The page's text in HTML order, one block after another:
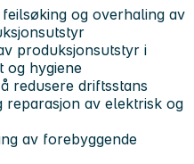
og overhaling av
produksjonsutstyr i
og hygiene
redusere driftsstans
av elektrisk og
av forebyggende